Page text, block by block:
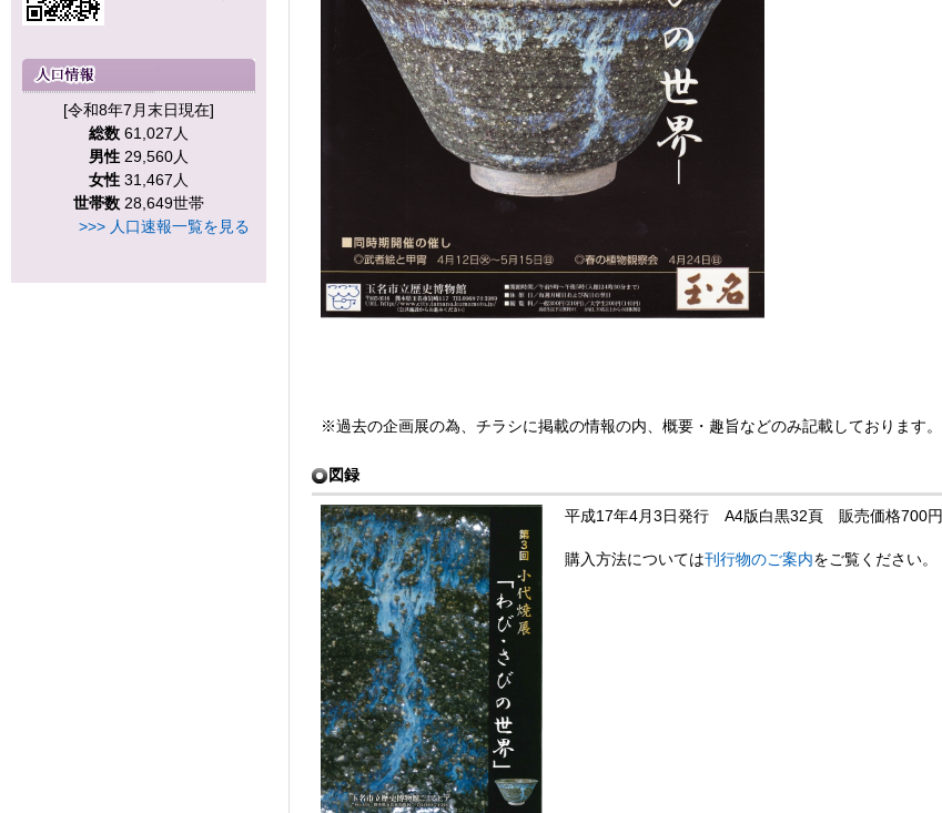
[令和8年7月末日現在]
総数 61,027人
男性 29,560人
女性 31,467人
世帯数 28,649世帯
>>> 人口速報一覧を見る
※過去の企画展の為、チラシに掲載の情報の内、概要・趣旨などのみ記載しております。
図録
平成17年4月3日発行 A4版白黒32頁 販売価格700円
購入方法については刊行物のご案内をご覧ください。